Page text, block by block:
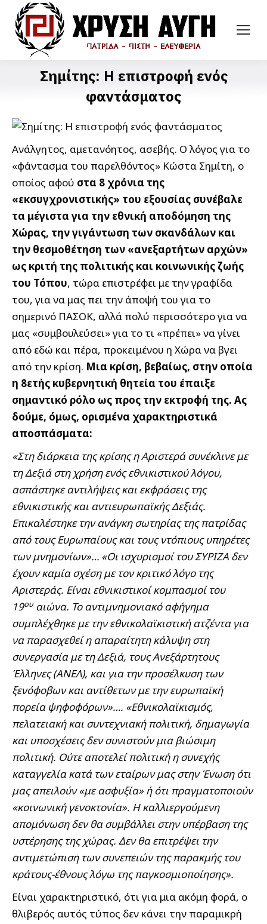
Σημίτης: Η επιστροφή ενός
φαντάσματος
Ανάλγητος, αμετανόητος, ασεβής. Ο λόγος για το
«φάντασμα του παρελθόντος» Κώστα Σημίτη, ο
οποίος αφού στα 8 χρόνια της
«εκσυγχρονιστικής» του εξουσίας συνέβαλε
τα μέγιστα για την εθνική αποδόμηση της
Χώρας, την γιγάντωση των σκανδάλων και
την θεσμοθέτηση των «ανεξαρτήτων αρχών»
ως κριτή της πολιτικής και κοινωνικής ζωής
του Τόπου, τώρα επιστρέφει με την γραφίδα
του, για να μας πει την άποψή του για το
σημερινό ΠΑΣΟΚ, αλλά πολύ περισσότερο για να
μας «συμβουλεύσει» για το τι «πρέπει» να γίνει
από εδώ και πέρα, προκειμένου η Χώρα να βγει
από την κρίση. Μια κρίση, βεβαίως, στην οποία
η 8ετής κυβερνητική θητεία του έπαιξε
σημαντικό ρόλο ως προς την εκτροφή της. Ας
δούμε, όμως, ορισμένα χαρακτηριστικά
αποσπάσματα:
«Στη διάρκεια της κρίσης η Αριστερά συνέκλινε με
τη Δεξιά στη χρήση ενός εθνικιστικού λόγου,
ασπάστηκε αντιλήψεις και εκφράσεις της
εθνικιστικής και αντιευρωπαϊκής Δεξιάς.
Επικαλέστηκε την ανάγκη σωτηρίας της πατρίδας
από τους Ευρωπαίους και τους ντόπιους υπηρέτες
των μνημονίων»… «Οι ισχυρισμοί του ΣΥΡΙΖΑ δεν
έχουν καμία σχέση με τον κριτικό λόγο της
Αριστεράς. Είναι εθνικιστικοί κομπασμοί του
19ου αιώνα. Το αντιμνημονιακό αφήγημα
συμπλέχθηκε με την εθνικολαϊκιστική ατζέντα για
να παρασχεθεί η απαραίτητη κάλυψη στη
συνεργασία με τη Δεξιά, τους Ανεξάρτητους
Έλληνες (ΑΝΕΛ), και για την προσέλκυση των
ξενόφοβων και αντίθετων με την ευρωπαϊκή
πορεία ψηφοφόρων»…. «Εθνικολαϊκισμός,
πελατειακή και συντεχνιακή πολιτική, δημαγωγία
και υποσχέσεις δεν συνιστούν μια βιώσιμη
πολιτική. Ούτε αποτελεί πολιτική η συνεχής
καταγγελία κατά των εταίρων μας στην Ένωση ότι
μας απειλούν «με ασφυξία» ή ότι πραγματοποιούν
«κοινωνική γενοκτονία». Η καλλιεργούμενη
απομόνωση δεν θα συμβάλλει στην υπέρβαση της
υστέρησης της χώρας. Δεν θα επιτρέψει την
αντιμετώπιση των συνεπειών της παρακμής του
κράτους-έθνους λόγω της παγκοσμιοποίησης».
Είναι χαρακτηριστικό, ότι για μια ακόμη φορά, ο
θλιβερός αυτός τύπος δεν κάνει την παραμικρή